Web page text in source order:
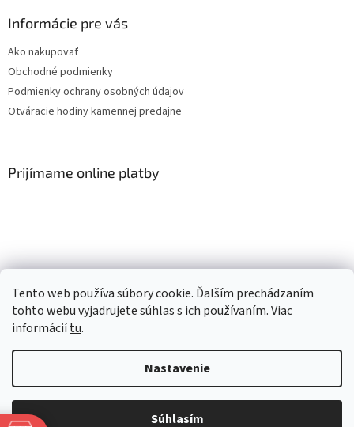
Tento web používa súbory cookie. Ďalším prechádzaním
tohto webu vyjadrujete súhlas s ich používaním. Viac
informáciítu.
Nastavenie
Súhlasím
Informácie pre vás
Ako nakupovať
Obchodné podmienky
Podmienky ochrany osobných údajov
Otváracie hodiny kamennej predajne
Prijímame online platby
Facebook
Copyright 2026Mlsné labky. Všetky práva vyhradené.Upraviť
nastavenie cookies